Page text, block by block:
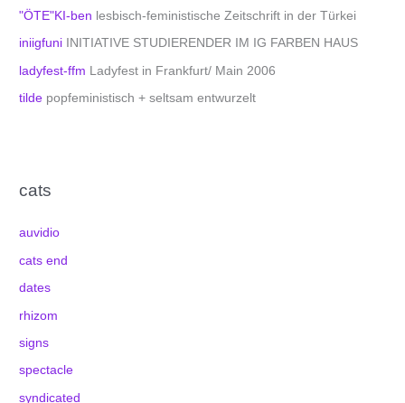
"ÖTE"KI-ben lesbisch-feministische Zeitschrift in der Türkei
iniigfuni INITIATIVE STUDIERENDER IM IG FARBEN HAUS
ladyfest-ffm Ladyfest in Frankfurt/ Main 2006
tilde popfeministisch + seltsam entwurzelt
cats
auvidio
cats end
dates
rhizom
signs
spectacle
syndicated